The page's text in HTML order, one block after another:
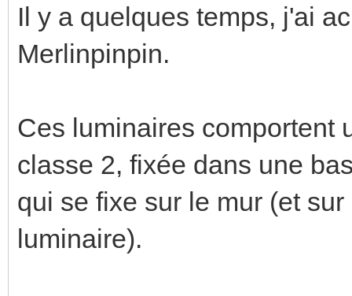
Il y a quelques temps, j'ai
Merlinpinpin.
Ces luminaires comportent
classe 2, fixée dans une
qui se fixe sur le mur (et
luminaire).